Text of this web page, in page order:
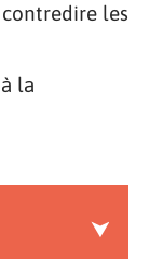
les
la